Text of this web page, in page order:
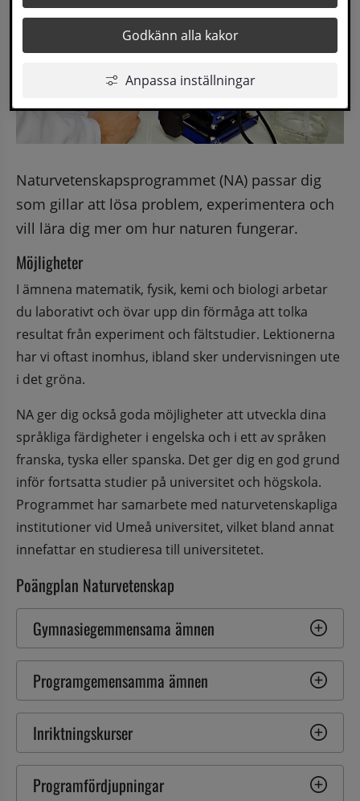
Godkänn alla kakor
Anpassa inställningar
Naturvetenskapsprogrammet (NA) passar dig
som gillar att lösa problem, experimentera och
vill lära dig mer om hur naturen fungerar.
Möjligheter
I ämnena matematik, fysik, kemi och biologi arbetar
du laborativt och övar upp din förmåga att tolka
resultat från experiment och fältstudier. Lektionerna
har vi oftast inomhus, ibland sker undervisningen ute
i det gröna.
NA ger dig också goda möjligheter att utveckla dina
språkliga färdigheter i engelska och i ett av språken
franska, tyska eller spanska. Det ger dig en god grund
inför fortsatta studier på universitet och högskola.
Programmet har samarbete med naturvetenskapliga
institutioner vid Umeå universitet, vilket bland annat
innefattar en studieresa till universitetet.
Poängplan Naturvetenskap
Gymnasiegemmensama ämnen
Programgemensamma ämnen
Inriktningskurser
Programfördjupningar